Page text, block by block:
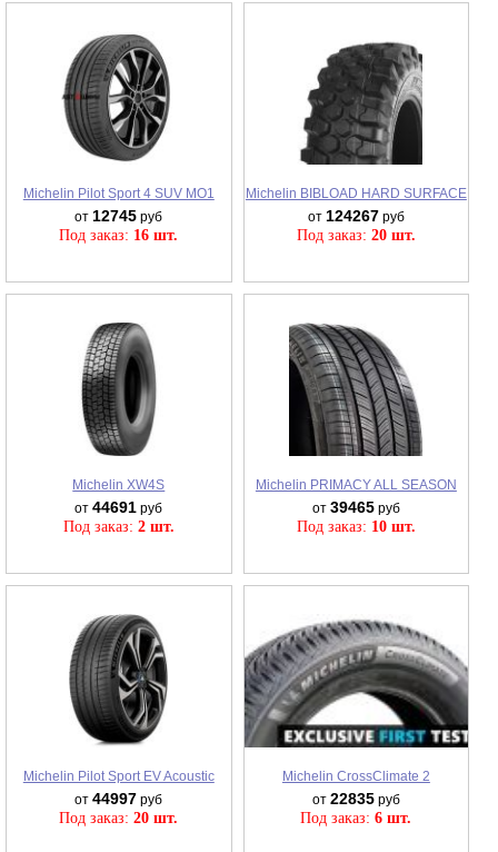
Michelin Pilot Sport 4 SUV MO1
от 12745 руб
Под заказ: 16 шт.
Michelin BIBLOAD HARD SURFACE
от 124267руб
Под заказ: 20 шт.
Michelin XW4S
от44691 руб
Под заказ: 2 шт.
Michelin PRIMACY ALL SEASON
от 39465руб
Под заказ: 10 шт.
Michelin Pilot Sport EV Acoustic
от44997 руб
Под заказ:20 шт.
Michelin CrossClimate 2
от 22835руб
Под заказ:6 шт.